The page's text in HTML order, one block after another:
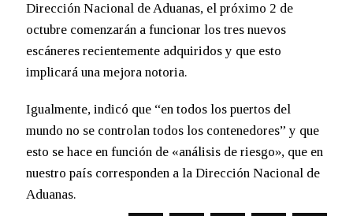
Dirección Nacional de Aduanas, el próximo 2 de
octubre comenzarán a funcionar los tres nuevos
escáneres recientemente adquiridos y que esto
implicará una mejora notoria.
Igualmente, indicó que “en todos los puertos del
mundo no se controlan todos los contenedores” y que
esto se hace en función de «análisis de riesgo», que en
nuestro país corresponden a la Dirección Nacional de
Aduanas.